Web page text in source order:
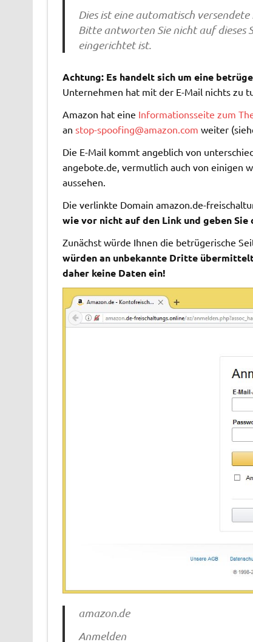
Dies ist eine automatisch
Bitte antworten Sie nicht auf dieses
eingerichtet ist.
Achtung: Es handelt sich um eine
Unternehmen hat mit der E-Mail nichts zu
Amazon hat eine Informationsseite zum
an stop-spoofing@amazon.com weiter
Die E-Mail kommt angeblich von
angebote.de, vermutlich auch von einigen
aussehen.
Die verlinkte Domain amazon.de-
wie vor nicht auf den Link und geben
Zunächst würde Ihnen die betrügerische
würden an unbekannte Dritte
daher keine Daten ein!
amazon.de
Anmelden